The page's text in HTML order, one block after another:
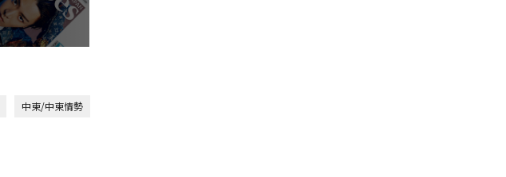
中東/中東情勢